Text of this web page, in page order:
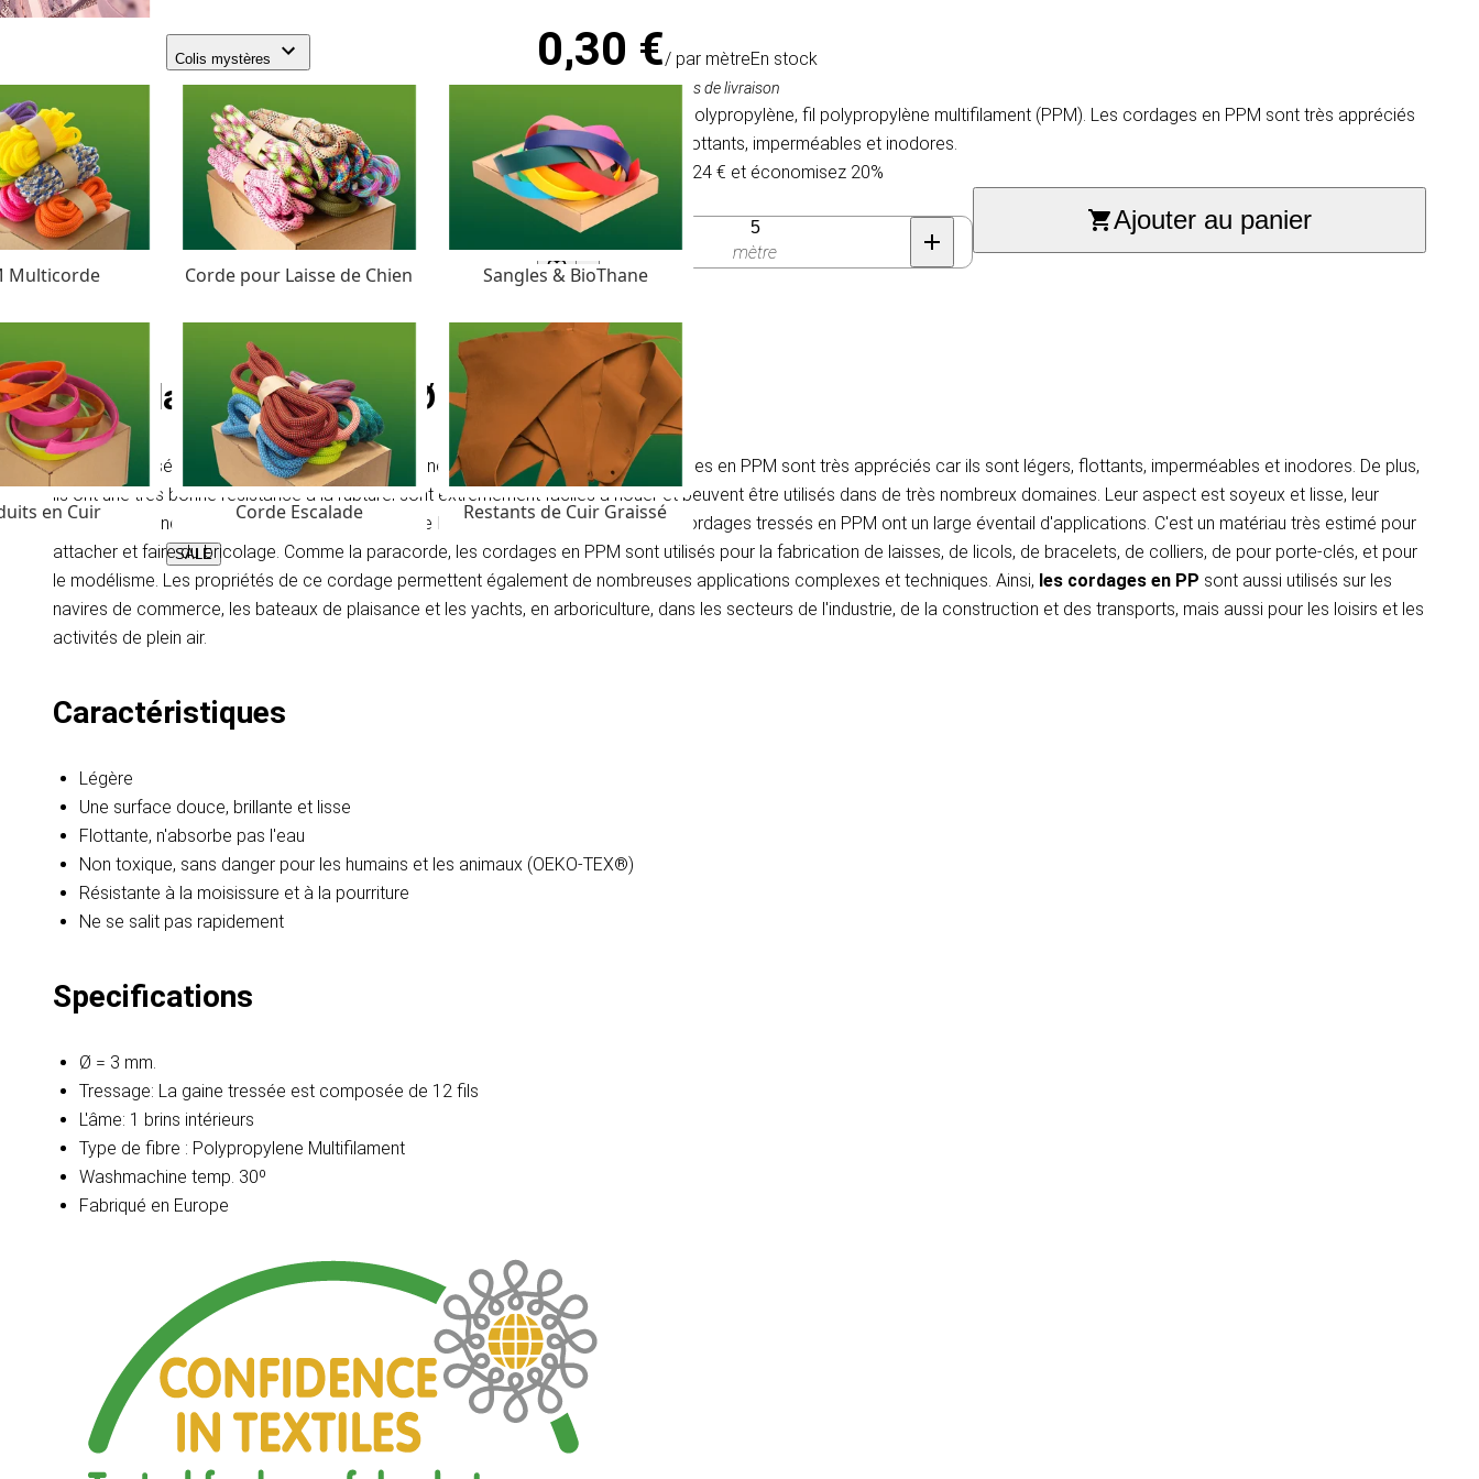
Colis mystères
Multicorde Corde pour Laisse de Chien Sangles & BioThane
en Cuir Corde Escalade Restants de Cuir Graissé
SALE
0,30 €/ par mètreEn stock
TVA comprise, hors frais de livraison
Cordage tressé en polypropylène, fil polypropylène multifilament (PPM). Les cordages en PPM sont très appréciés
car ils sont légers, flottants, imperméables et inodores.
Achetez 100 pour 0,24 € et économisez 20%
Quantité
mètre
Ajouter au panier
Chocolat Marron PPM Ø 3 mm
Cordage tressé en polypropylène, fil polypropylène multifilament (PPM). Les cordages en PPM sont très appréciés car ils sont légers, flottants, imperméables et inodores. De plus,
ils ont une très bonne résistance à la rupture, sont extrêmement faciles à nouer et peuvent être utilisés dans de très nombreux domaines. Leur aspect est soyeux et lisse, leur
surface est ronde et stable. Ils sont souples et se laissent facilement tresser. Les cordages tressés en PPM ont un large éventail d'applications. C'est un matériau très estimé pour
attacher et faire du bricolage. Comme la paracorde, les cordages en PPM sont utilisés pour la fabrication de laisses, de licols, de bracelets, de colliers, de pour porte-clés, et pour
le modélisme. Les propriétés de ce cordage permettent également de nombreuses applications complexes et techniques. Ainsi, les cordages en PP sont aussi utilisés sur les
navires de commerce, les bateaux de plaisance et les yachts, en arboriculture, dans les secteurs de l'industrie, de la construction et des transports, mais aussi pour les loisirs et les
activités de plein air.
Caractéristiques
Légère
Une surface douce, brillante et lisse
Flottante, n'absorbe pas l'eau
Non toxique, sans danger pour les humains et les animaux (OEKO-TEX®)
Résistante à la moisissure et à la pourriture
Ne se salit pas rapidement
Specifications
Ø = 3 mm.
Tressage: La gaine tressée est composée de 12 fils
L'âme: 1 brins intérieurs
Type de fibre : Polypropylene Multifilament
Washmachine temp. 30º
Fabriqué en Europe